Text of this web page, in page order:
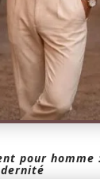
pour homme